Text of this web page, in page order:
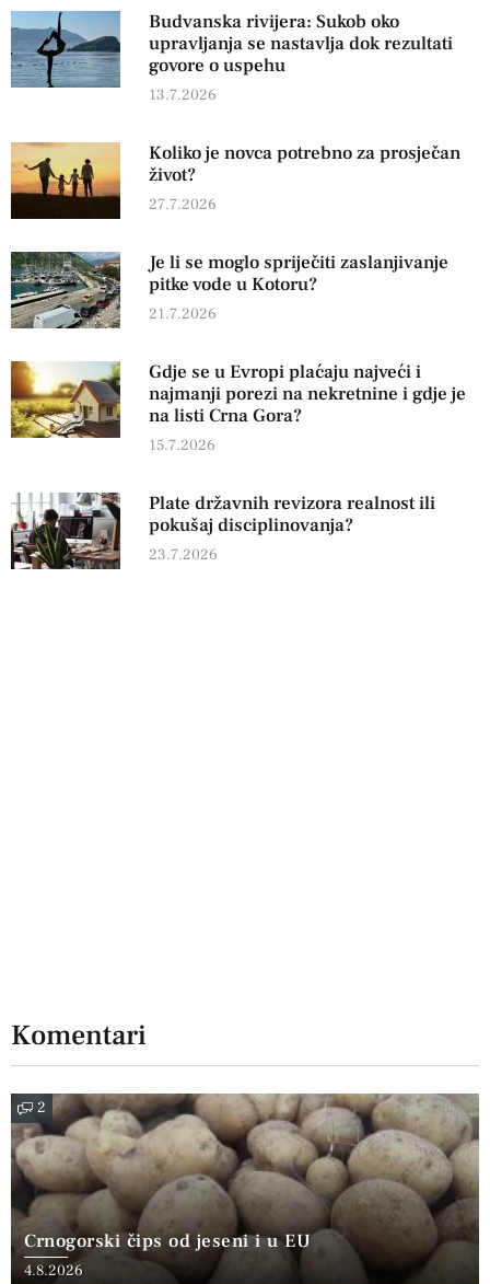
Budvanska rivijera: Sukob oko
upravljanja se nastavlja dok rezultati
govore o uspehu
13.7.2026
Koliko je novca potrebno za prosječan
život?
27.7.2026
Je li se moglo spriječiti zaslanjivanje
pitke vode u Kotoru?
21.7.2026
Gdje se u Evropi plaćaju najveći i
najmanji porezi na nekretnine i gdje je
na listi Crna Gora?
15.7.2026
Plate državnih revizora realnost ili
pokušaj disciplinovanja?
23.7.2026
Komentari
2
Crnogorski čips od jeseni i u EU
4.8.2026